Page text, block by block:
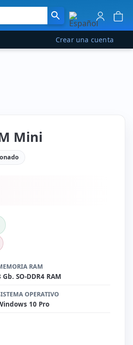
Crear una cuenta
Mini
RAM
Gb. SO-DDR4 RAM
OPERATIVO
10 Pro